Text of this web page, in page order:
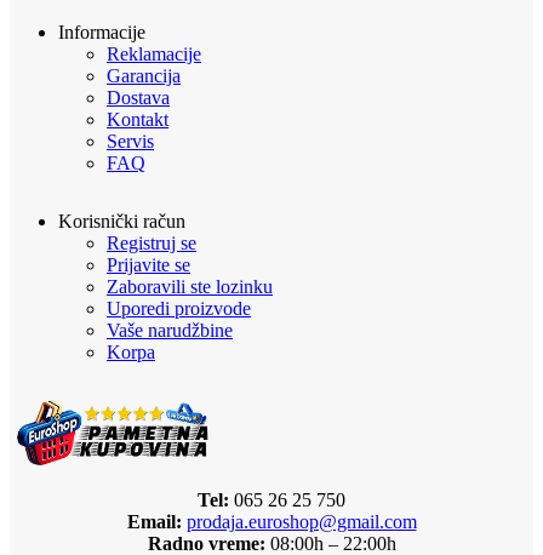
Informacije
Reklamacije
Garancija
Dostava
Kontakt
Servis
FAQ
Korisnički račun
Registruj se
Prijavite se
Zaboravili ste lozinku
Uporedi proizvode
Vaše narudžbine
Korpa
Tel: 065 26 25 750
Email: prodaja.euroshop@gmail.com
Radno vreme: 08:00h – 22:00h